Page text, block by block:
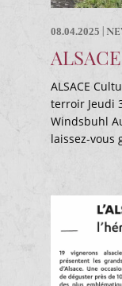
08.04.2025
ALSACE
terroir Jeudi
Windsbuhl
laissez-vous